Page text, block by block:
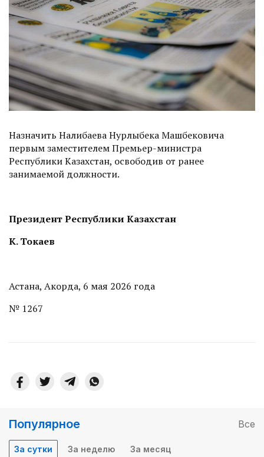
Назначить Налибаева Нурлыбека Машбековича
первым заместителем Премьер-министра
Республики Казахстан, освободив от ранее
занимаемой должности.
Президент Республики Казахстан
К. Токаев
Астана, Акорда, 6 мая 2026 года
№ 1267
Популярное Все
За сутки За неделю За месяц